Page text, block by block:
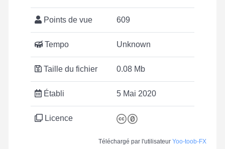
Points de vue 609
Tempo Unknown
Taille du fichier 0.08 Mb
Établi 5 Mai 2020
Licence
Téléchargé par l'utilisateur Yoo-toob-FX